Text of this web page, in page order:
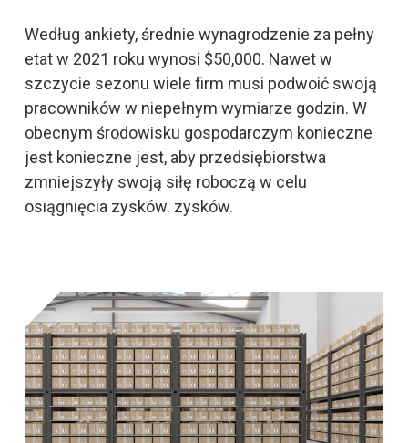
Według ankiety, średnie wynagrodzenie za pełny
etat w 2021 roku wynosi $50,000. Nawet w
szczycie sezonu wiele firm musi podwoić swoją
pracowników w niepełnym wymiarze godzin. W
obecnym środowisku gospodarczym konieczne
jest konieczne jest, aby przedsiębiorstwa
zmniejszyły swoją siłę roboczą w celu
osiągnięcia zysków. zysków.